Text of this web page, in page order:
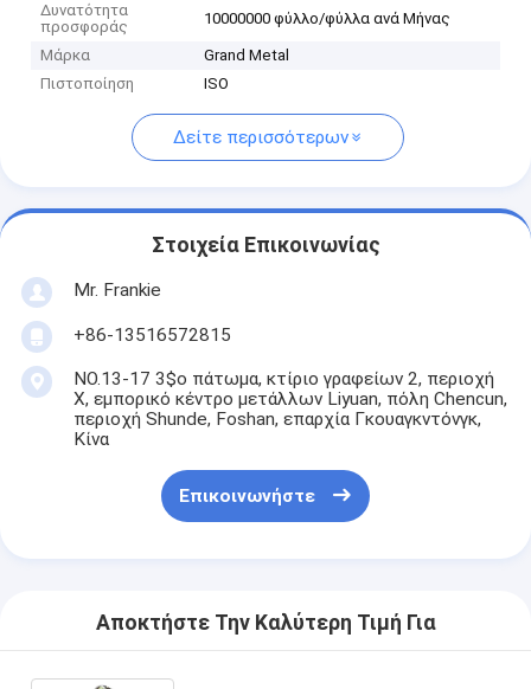
Δυνατότητα
προσφοράς
10000000 φύλλο/φύλλα ανά Μήνας
Μάρκα
Grand Metal
Πιστοποίηση
ISO
Δείτε περισσότερων
Στοιχεία Επικοινωνίας
Mr. Frankie
+86-13516572815
NO.13-17 3$ο πάτωμα, κτίριο γραφείων 2, περιοχή
Χ, εμπορικό κέντρο μετάλλων Liyuan, πόλη Chencun,
περιοχή Shunde, Foshan, επαρχία Γκουαγκντόνγκ,
Κίνα
Επικοινωνήστε
Αποκτήστε Την Καλύτερη Τιμή Για